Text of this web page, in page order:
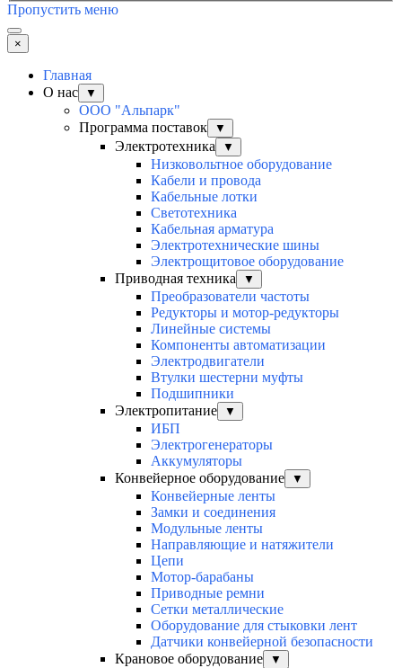
Пропустить меню
×
Главная
О нас
▼
ООО "Альпарк"
Программа поставок
▼
Электротехника ▼
Низковольтное оборудование
Кабели и провода
Кабельные лотки
Светотехника
Кабельная арматура
Электротехнические шины
Электрощитовое оборудование
Приводная техника
▼
Преобразователи частоты
Редукторы и мотор-редукторы
Линейные системы
Компоненты автоматизации
Электродвигатели
Втулки шестерни муфты
Подшипники
Электропитание
▼
ИБП
Электрогенераторы
Аккумуляторы
Конвейерное оборудование
▼
Конвейерные ленты
Замки и соединения
Модульные ленты
Направляющие и натяжители
Цепи
Мотор-барабаны
Приводные ремни
Сетки металлические
Оборудование для стыковки лент
Датчики конвейерной безопасности
Крановое оборудование
▼